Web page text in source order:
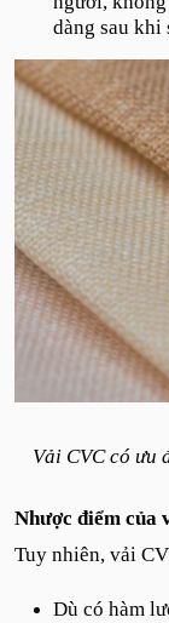
dàng sau khi
Vải CVC có ưu
Nhược điểm của
Tuy nhiên, vải
Dù có hàm